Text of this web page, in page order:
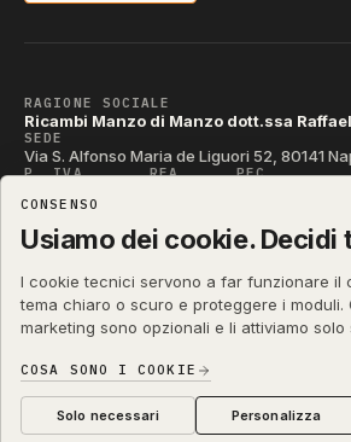
RAGIONE SOCIALE
Ricambi Manzo di Manzo dott.ssa
SEDE
Via S. Alfonso Maria de Liguori 52, 80141
P. IVA REA PEC
CODICE SDI
T04ZHR3
shop.manzoricambi.it
Stefano Russo
Privacy & Cookie·Termini
Preferenze cookie
CONSENSO
Usiamo dei cookie. Decidi
I cookie tecnici servono a far funzionare il
tema chiaro o scuro e proteggere i moduli.
marketing sono opzionali e li attiviamo
COSA SONO I COOKIE
Solo necessari Personalizza